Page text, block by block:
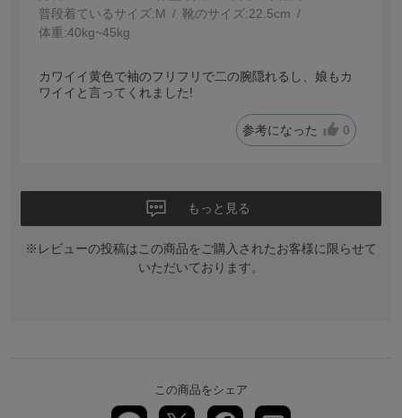
普段着ているサイズ:M 靴のサイズ:22.5cm
体重:40kg~45kg
カワイイ黄色で袖のフリフリで二の腕隠れるし、娘もカ
ワイイと言ってくれました!
参考になった 0
もっと見る
※レビューの投稿はこの商品をご購入されたお客様に限らせて
いただいております。
この商品をシェア